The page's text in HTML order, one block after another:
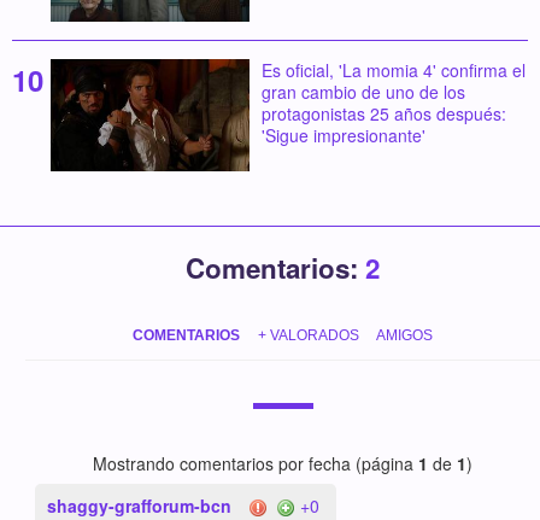
Es oficial, 'La momia 4' confirma el
gran cambio de uno de los
protagonistas 25 años después:
'Sigue impresionante'
Comentarios: 2
COMENTARIOS + VALORADOS AMIGOS
Mostrando comentarios por fecha (página 1 de 1)
shaggy-grafforum-bcn
+0